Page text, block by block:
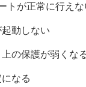
トが正常に行えな
動しない
の保護が弱くな
なる